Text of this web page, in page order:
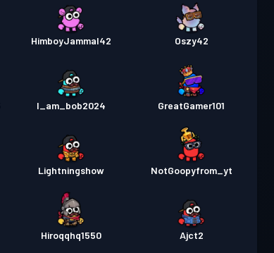
HimboyJammal42 Oszy42
I_am_bob2024 GreatGamer101
Lightningshow NotGoopyfrom_yt
Hiroqqhq1550 Ajct2